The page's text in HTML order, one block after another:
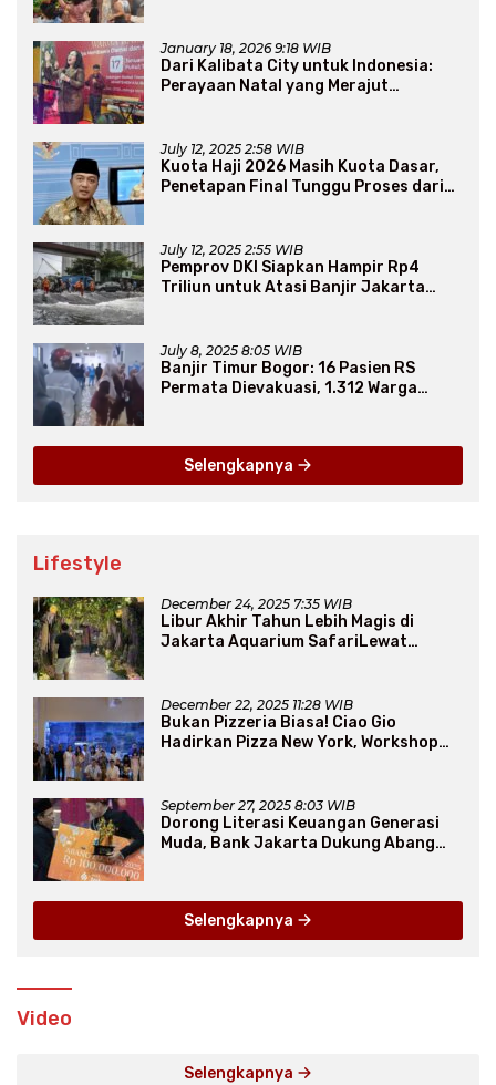
January 18, 2026 9:18 WIB
Dari Kalibata City untuk Indonesia:
Perayaan Natal yang Merajut
July 12, 2025 2:58 WIB
Kuota Haji 2026 Masih Kuota Dasar,
Penetapan Final Tunggu Proses dari
July 12, 2025 2:55 WIB
Pemprov DKI Siapkan Hampir Rp4
Triliun untuk Atasi Banjir Jakarta
July 8, 2025 8:05 WIB
Banjir Timur Bogor: 16 Pasien RS
Permata Dievakuasi, 1.312 Warga
Selengkapnya
Lifestyle
December 24, 2025 7:35 WIB
Libur Akhir Tahun Lebih Magis di
Jakarta Aquarium SafariLewat
December 22, 2025 11:28 WIB
Bukan Pizzeria Biasa! Ciao Gio
Hadirkan Pizza New York, Workshop
September 27, 2025 8:03 WIB
Dorong Literasi Keuangan Generasi
Muda, Bank Jakarta Dukung Abang
Selengkapnya
Video
Selengkapnya